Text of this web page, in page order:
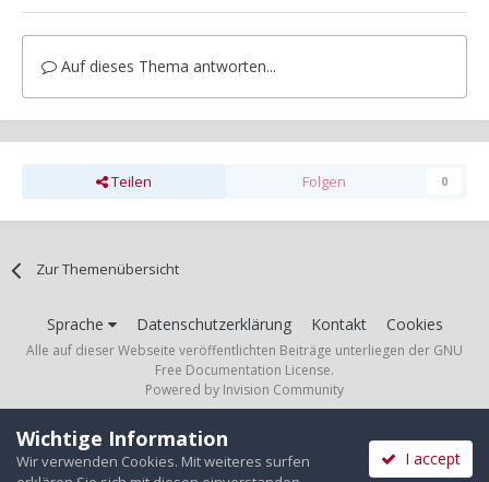
Auf dieses Thema antworten...
Teilen Folgen 0
Zur Themenübersicht
Sprache Datenschutzerklärung Kontakt Cookies
Alle auf dieser Webseite veröffentlichten Beiträge unterliegen der GNU
Free Documentation License.
Powered by Invision Community
Wichtige Information
Wir verwenden Cookies. Mit weiteres surfen
I accept